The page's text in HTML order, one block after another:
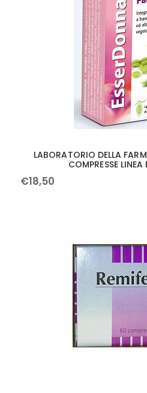
LABORATORIO DELLA
COMPRESSE LINEA
€18,50